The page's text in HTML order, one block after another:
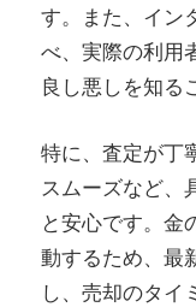
す。また、イン
べ、実際の利用
良し悪しを知る
特に、査定が丁
スムーズなど、
と安心です。金
動するため、最
し、売却のタイ